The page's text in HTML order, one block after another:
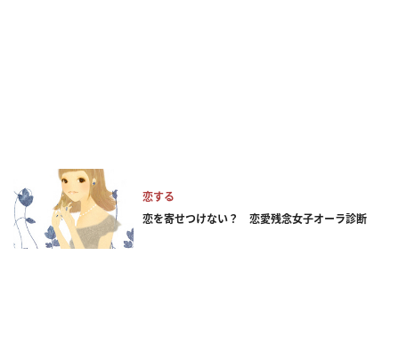
恋する
恋を寄せつけない？ 恋愛残念女子オーラ診断